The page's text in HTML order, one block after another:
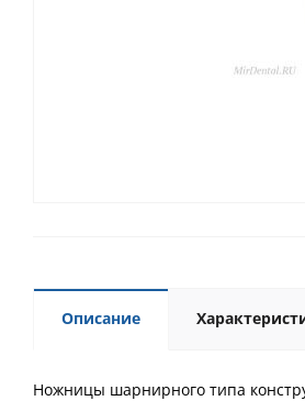
Описание
Ножницы шарнирного типа